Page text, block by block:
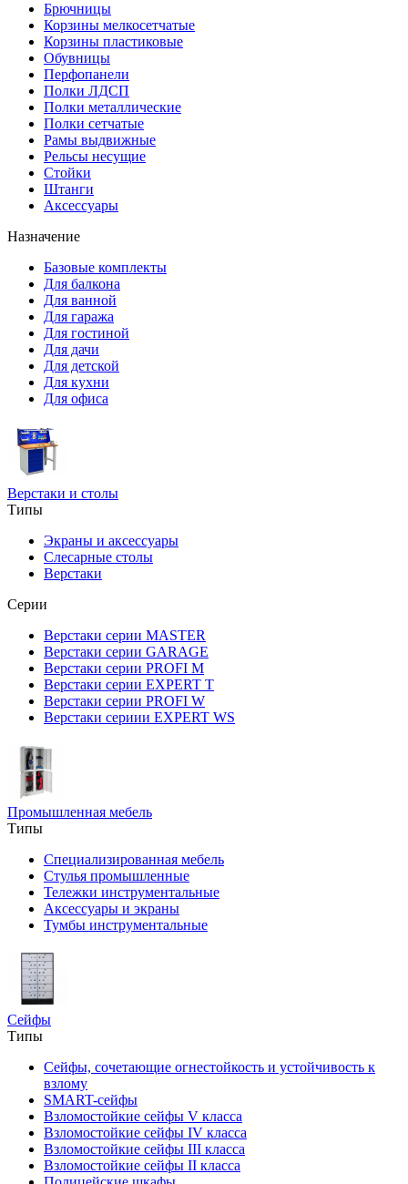
Брючницы
Корзины мелкосетчатые
Корзины пластиковые
Обувницы
Перфопанели
Полки ЛДСП
Полки металлические
Полки сетчатые
Рамы выдвижные
Рельсы несущие
Стойки
Штанги
Аксессуары
Назначение
Базовые комплекты
Для балкона
Для ванной
Для гаража
Для гостиной
Для дачи
Для детской
Для кухни
Для офиса
Верстаки и столы
Типы
Экраны и аксессуары
Слесарные столы
Верстаки
Серии
Верстаки серии MASTER
Верстаки серии GARAGE
Верстаки серии PROFI M
Верстаки серии EXPERT T
Верстаки серии PROFI W
Верстаки сериии EXPERT WS
Промышленная мебель
Типы
Специализированная мебель
Стулья промышленные
Тележки инструментальные
Аксессуары и экраны
Тумбы инструментальные
Сейфы
Типы
Сейфы, сочетающие огнестойкость и устойчивость к
взлому
SMART-сейфы
Взломостойкие сейфы V класса
Взломостойкие сейфы IV класса
Взломостойкие сейфы III класса
Взломостойкие сейфы II класса